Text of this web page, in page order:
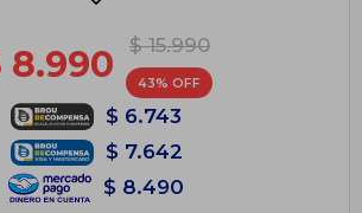
$ 15.990
8.990 43
$ 6.743
$ 7.642
$ 8.490